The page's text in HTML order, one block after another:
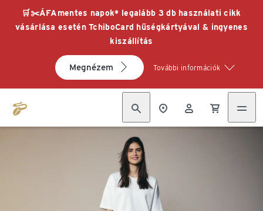
🛒✂️ÁFAmentes napok* legalább 3 db használati cikk
vásárlása esetén TchiboCard hűségkártyával & ingyenes
kiszállítás
Megnézem További információk